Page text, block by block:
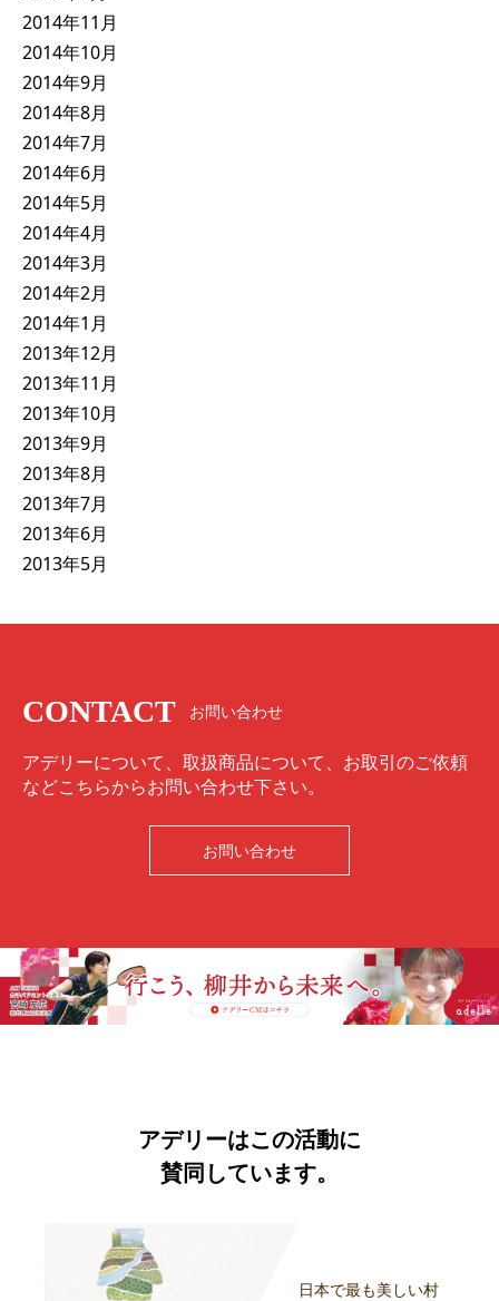
2014年11月
2014年10月
2014年9月
2014年8月
2014年7月
2014年6月
2014年5月
2014年4月
2014年3月
2014年2月
2014年1月
2013年12月
2013年11月
2013年10月
2013年9月
2013年8月
2013年7月
2013年6月
2013年5月
CONTACT お問い合わせ
アデリーについて、取扱商品について、お取引のご依頼
などこちらからお問い合わせ下さい。
お問い合わせ
アデリーはこの活動に
賛同しています。
日本で最も美しい村